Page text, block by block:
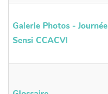
Galerie Photos - Journée
Sensi CCACVI